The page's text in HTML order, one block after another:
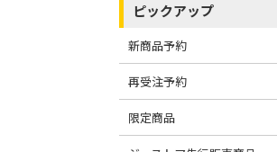
ピックアップ
新商品予約
再受注予約
限定商品